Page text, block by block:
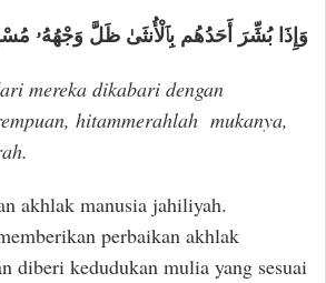
وَإِذَا بُشِّرَ أَحَدُهُم بِٱلْأُنثَىٰ ظَلَّ وَجْهُهُۥ
mereka dikabari dengan
hitammerahlah mukanya,
akhlak manusia jahiliyah.
perbaikan akhlak
diberi kedudukan mulia yang sesuai